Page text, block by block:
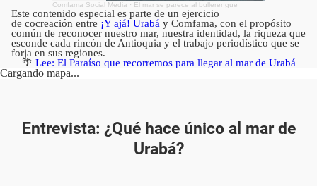
Comfama Social Media · El mar se parece al bullerengue
Este contenido especial es parte de un ejercicio
de cocreación entre ¡Y ajá! Urabá y Comfama, con el propósito
común de reconocer nuestro mar, nuestra identidad, la riqueza que
esconde cada rincón de Antioquia y el trabajo periodístico que se
forja en sus regiones.
🌴 Lee: El Paraíso que recorremos para llegar al mar de Urabá
Cargando mapa...
Entrevista: ¿Qué hace único al mar de
Urabá?